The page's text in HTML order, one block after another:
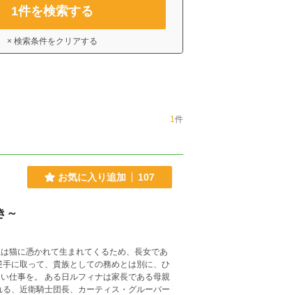
1件を検索する
× 検索条件をクリアする
1件
お気に入り追加 107
～
猫に憑かれて生まれてくるため、長女であ
に取って、貴族としての務めとは別に、ひ
仕事を。 ある日ルフィナは家長である母親
、近衛騎士団長、カーティス・グルーバー